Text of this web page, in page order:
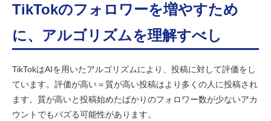
TikTokのフォロワーを増やすため
に、アルゴリズムを理解すべし
TikTokはAIを用いたアルゴリズムにより、投稿に対して評価をし
ています。評価が高い＝質が高い投稿はより多くの人に投稿され
ます。質が高いと投稿始めたばかりのフォロワー数が少ないアカ
ウントでもバズる可能性があります。